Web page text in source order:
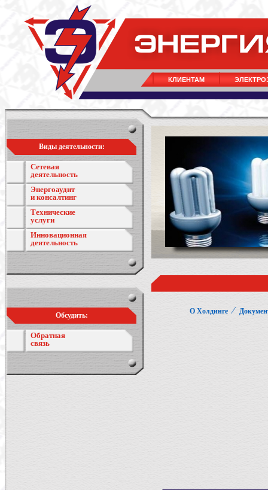
КЛИЕНТАМ
Виды деятельности:
Сетевая
деятельность
Энергоаудит
и консалтинг
Технические
услуги
Инновационная
деятельность
Обсудить:
Обратная
связь
О Холдинге ⁄